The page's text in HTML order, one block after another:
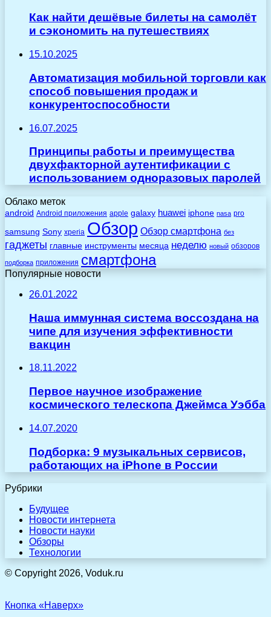
Как найти дешёвые билеты на самолёт
и сэкономить на путешествиях
15.10.2025
Автоматизация мобильной торговли как
способ повышения продаж и
конкурентоспособности
16.07.2025
Принципы работы и преимущества
двухфакторной аутентификации с
использованием одноразовых паролей
Облако меток
android Android приложения apple galaxy huawei iphone nasa pro
samsung Sony xperia Обзор Обзор смартфона без
гаджеты главные инструменты месяца неделю новый обзоров
подборка приложения смартфона
Популярные новости
26.01.2022
Наша иммунная система воссоздана на
чипе для изучения эффективности
вакцин
18.11.2022
Первое научное изображение
космического телескопа Джеймса Уэбба
14.07.2020
Подборка: 9 музыкальных сервисов,
работающих на iPhone в России
Рубрики
Будущее
Новости интернета
Новости науки
Обзоры
Технологии
© Copyright 2026, Voduk.ru
Кнопка «Наверх»